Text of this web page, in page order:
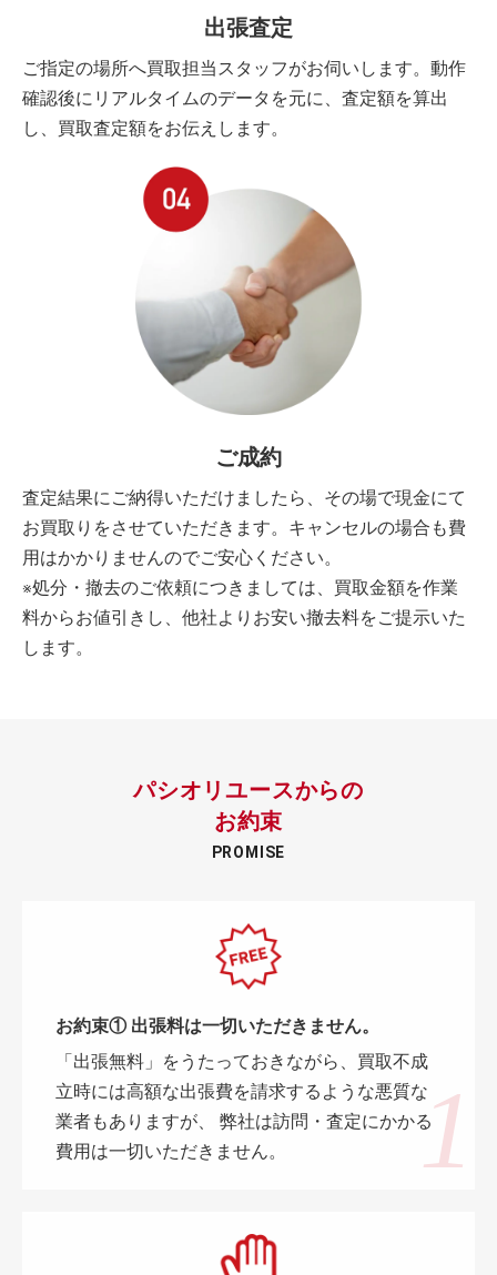
出張査定
ご指定の場所へ買取担当スタッフがお伺いします。動作
確認後にリアルタイムのデータを元に、査定額を算出
し、買取査定額をお伝えします。
ご成約
査定結果にご納得いただけましたら、その場で現金にて
お買取りをさせていただきます。キャンセルの場合も費
用はかかりませんのでご安心ください。
※処分・撤去のご依頼につきましては、買取金額を作業
料からお値引きし、他社よりお安い撤去料をご提示いた
します。
パシオリユースからの
お約束
PROMISE
お約束① 出張料は一切いただきません。
「出張無料」をうたっておきながら、買取不成
立時には高額な出張費を請求するような悪質な
業者もありますが、 弊社は訪問・査定にかかる
費用は一切いただきません。